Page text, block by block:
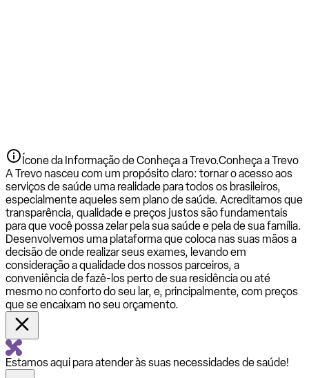
Ícone da Informação de Conheça a Trevo.Conheça a Trevo
A Trevo nasceu com um propósito claro: tornar o acesso aos
serviços de saúde uma realidade para todos os brasileiros,
especialmente aqueles sem plano de saúde. Acreditamos que
transparência, qualidade e preços justos são fundamentais
para que você possa zelar pela sua saúde e pela de sua família.
Desenvolvemos uma plataforma que coloca nas suas mãos a
decisão de onde realizar seus exames, levando em
consideração a qualidade dos nossos parceiros, a
conveniência de fazê-los perto de sua residência ou até
mesmo no conforto do seu lar, e, principalmente, com preços
que se encaixam no seu orçamento.
Estamos aqui para atender às suas necessidades de saúde!